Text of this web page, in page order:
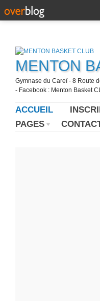
MENTON
Gymnase du Careï - 8 Route
- Facebook : Menton Basket
ACCUEIL
PAGES